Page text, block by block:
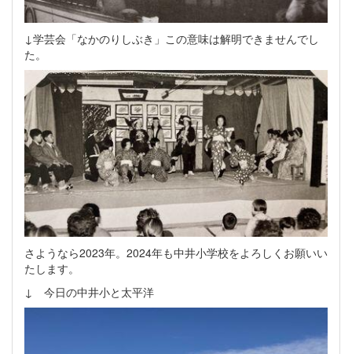
↓学芸会「なかのりしぶき」この意味は解明できませんでし
た。
さようなら2023年。2024年も中井小学校をよろしくお願いい
たします。
↓ 今日の中井小と太平洋